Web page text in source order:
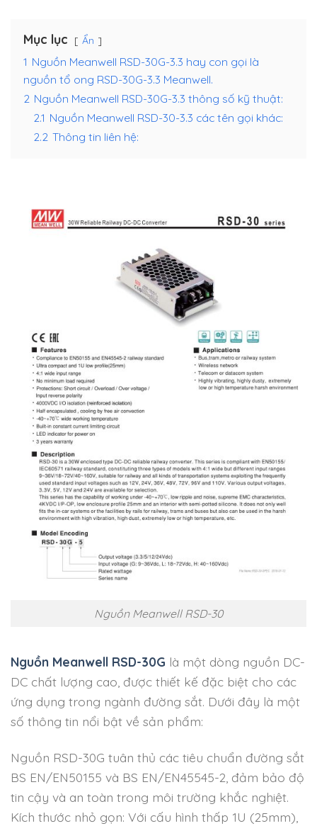
Mục lục Ẩn
1 Nguồn Meanwell RSD-30G-3.3 hay con gọi là
nguồn tổ ong RSD-30G-3.3 Meanwell.
2 Nguồn Meanwell RSD-30G-3.3 thông số kỹ thuật:
2.1 Nguồn Meanwell RSD-30-3.3 các tên gọi khác:
2.2 Thông tin liên hệ:
Nguồn Meanwell RSD-30
Nguồn Meanwell RSD-30G là một dòng nguồn DC-
DC chất lượng cao, được thiết kế đặc biệt cho các
ứng dụng trong ngành đường sắt. Dưới đây là một
số thông tin nổi bật về sản phẩm:
Nguồn RSD-30G tuân thủ các tiêu chuẩn đường sắt
BS EN/EN50155 và BS EN/EN45545-2, đảm bảo độ
tin cậy và an toàn trong môi trường khắc nghiệt.
Kích thước nhỏ gọn: Với cấu hình thấp 1U (25mm),